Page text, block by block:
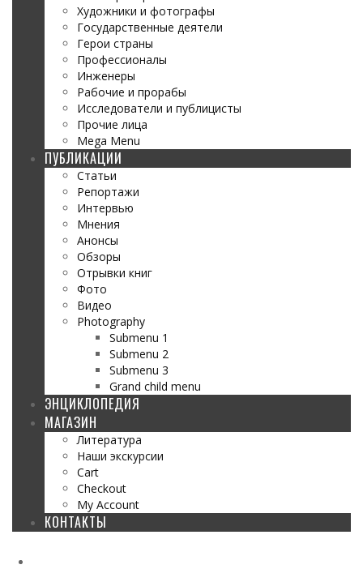
Художники и фотографы
Государственные деятели
Герои страны
Профессионалы
Инженеры
Рабочие и прорабы
Исследователи и публицисты
Прочие лица
Mega Menu
ПУБЛИКАЦИИ
Статьи
Репортажи
Интервью
Мнения
Анонсы
Обзоры
Отрывки книг
Фото
Видео
Photography
Submenu 1
Submenu 2
Submenu 3
Grand child menu
ЭНЦИКЛОПЕДИЯ
МАГАЗИН
Литература
Наши экскурсии
Cart
Checkout
My Account
КОНТАКТЫ